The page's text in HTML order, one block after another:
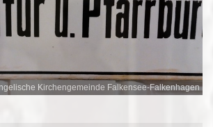
Kirchengemeinde Falkensee-Falkenhagen